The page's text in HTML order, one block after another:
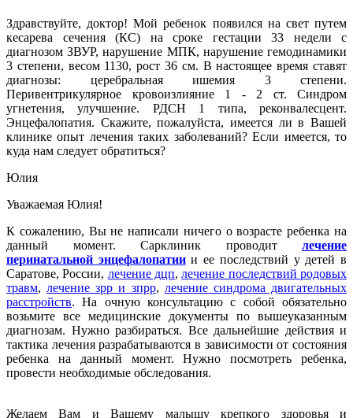
Здравствуйте, доктор! Мой ребенок появился на свет путем
кесарева сечения (КС) на сроке гестации 33 недели с
диагнозом ЗВУР, нарушение МПК, нарушение гемодинамики
3 степени, весом 1130, рост 36 см. В настоящее время ставят
диагнозы: церебральная ишемия 3 степени.
Перивентрикулярное кровоизлияние 1 - 2 ст. Синдром
угнетения, улучшение. РДСН 1 типа, реконвалесцент.
Энцефалопатия. Скажите, пожалуйста, имеется ли в Вашей
клинике опыт лечения таких заболеваний? Если имеется, то
куда нам следует обратиться?
Юлия
Уважаемая Юлия!
К сожалению, Вы не написали ничего о возрасте ребенка на
данный момент. Сарклиник проводит лечение
перинатальной энцефалопатиии ее последствий у детей в
Саратове, России, лечение дцп,лечение последствий родовых
травм,лечение зрр и зпрр, лечение синдрома двигательных
расстройств. На очную консультацию с собой обязательно
возьмите все медицинские документы по вышеуказанным
диагнозам. Нужно разбираться. Все дальнейшие действия и
тактика лечения разрабатываются в зависимости от состояния
ребенка на данный момент. Нужно посмотреть ребенка,
провести необходимые обследования.
Желаем Вам и Вашему малышу крепкого здоровья и